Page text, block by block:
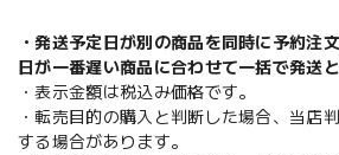
・発送予定日が別の商品を同時に予約注
日が一番遅い商品に合わせて一括で発送と
・表示金額は税込み価格です。
・転売目的の購入と判断した場合、当店
する場合があります。